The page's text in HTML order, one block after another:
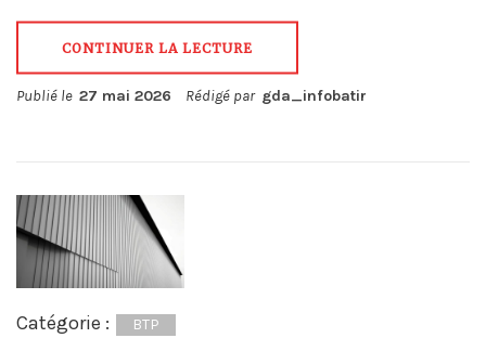
CONTINUER LA LECTURE
Publié le 27 mai 2026 Rédigé par gda_infobatir
Catégorie : BTP